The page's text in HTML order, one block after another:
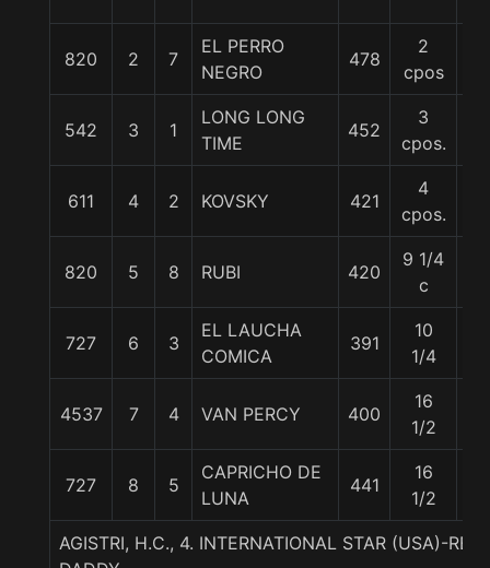
820 2 7
EL PERRO
NEGRO
478
2
cpos
542 3 1
LONG LONG
TIME
452
3
cpos.
611 4 2 KOVSKY 421
4
cpos.
820 5 8 RUBI 420
9 1/4
c
727 6 3
EL LAUCHA
COMICA
391
10
1/4
4537 7 4 VAN PERCY 400
16
1/2
727 8 5
CAPRICHO DE
LUNA
441
16
1/2
AGISTRI, H.C., 4. INTERNATIONAL STAR (USA)-